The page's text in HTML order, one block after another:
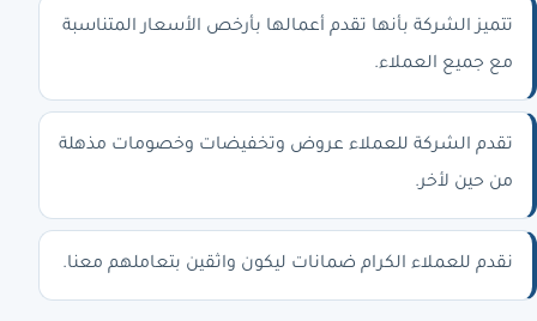
تتميز الشركة بأنها تقدم أعمالها بأرخص الأسعار المتناسبة
مع جميع العملاء.
تقدم الشركة للعملاء عروض وتخفيضات وخصومات مذهلة
من حين لأخر.
نقدم للعملاء الكرام ضمانات ليكون واثقين بتعاملهم معنا.